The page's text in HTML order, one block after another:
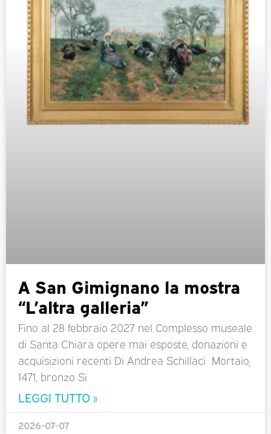
A San Gimignano la mostra
“L’altra galleria”
Fino al 28 febbraio 2027 nel Complesso museale
di Santa Chiara opere mai esposte, donazioni e
acquisizioni recenti Di Andrea Schillaci Mortaio,
1471, bronzo Si
LEGGI TUTTO »
2026-07-07